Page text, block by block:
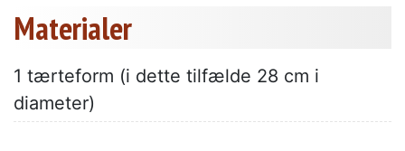
Materialer
1 tærteform (i dette tilfælde 28 cm i
diameter)